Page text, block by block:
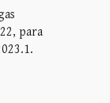
para